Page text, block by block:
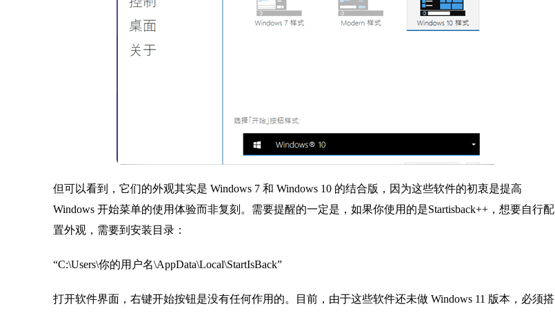
但可以看到，它们的外观其实是 Windows 7 和 Windows 10 的结合版，因为这些软件的初衷是提高
Windows 开始菜单的使用体验而非复刻。需要提醒的一定是，如果你使用的是Startisback++，想要自行配
置外观，需要到安装目录：
“C:\Users\你的用户名\AppData\Local\StartIsBack”
打开软件界面，右键开始按钮是没有任何作用的。目前，由于这些软件还未做 Windows 11 版本，必须搭